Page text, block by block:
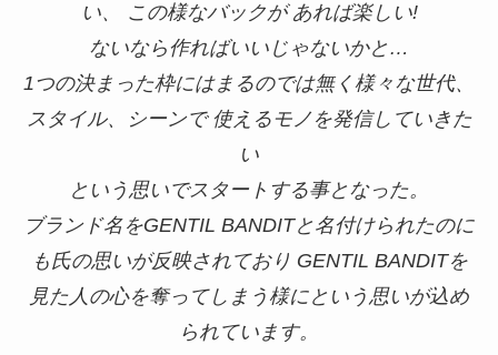
い、 この様なバックが あれば楽しい!
ないなら作ればいいじゃないかと…
1つの決まった枠にはまるのでは無く様々な世代、
スタイル、シーンで 使えるモノを発信していきた
い
という思いでスタートする事となった。
ブランド名をGENTIL BANDITと名付けられたのに
も氏の思いが反映されており GENTIL BANDITを
見た人の心を奪ってしまう様にという思いが込め
られています。